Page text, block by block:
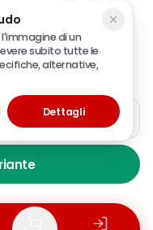
di un
subito tutte le
alternative,
Dettagli